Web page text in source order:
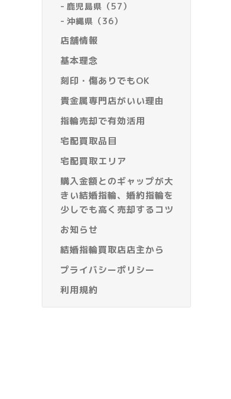
鹿児島県（57）
沖縄県（36）
店舗情報
基本理念
刻印・傷ありでもOK
貴金属専門店がいい理由
指輪売却で有効活用
宅配買取品目
宅配買取エリア
購入金額とのギャップが大
きい結婚指輪、婚約指輪を
少しでも高く売却するコツ
お知らせ
結婚指輪買取店店主から
プライバシーポリシー
利用規約